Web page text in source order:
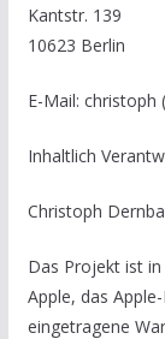
Kantstr. 139
10623 Berlin
E-Mail: christoph
Inhaltlich
Christoph
Das Projekt ist
Apple, das
eingetragene